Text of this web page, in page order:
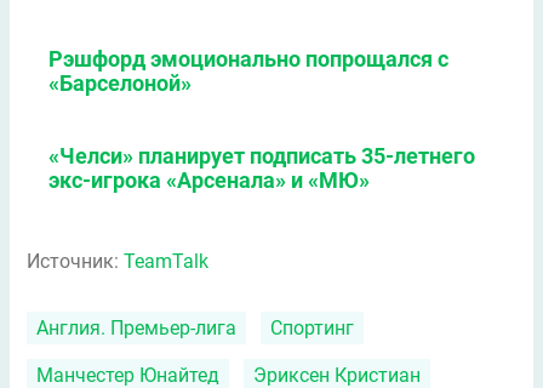
Рэшфорд эмоционально попрощался с
«Барселоной»
«Челси» планирует подписать 35-летнего
экс-игрока «Арсенала» и «МЮ»
Источник: TeamTalk
Англия. Премьер-лига Спортинг
Манчестер Юнайтед Эриксен Кристиан